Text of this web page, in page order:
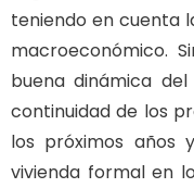
teniendo en cuenta
macroeconómico.
buena dinámica
continuidad de los
los próximos años
vivienda formal en